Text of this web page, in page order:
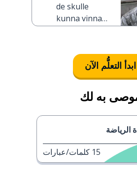
de skulle
kunna vinna
ابدأ التعلُّم الآن
به لك
الرياضة
15 كلمات/عبارات